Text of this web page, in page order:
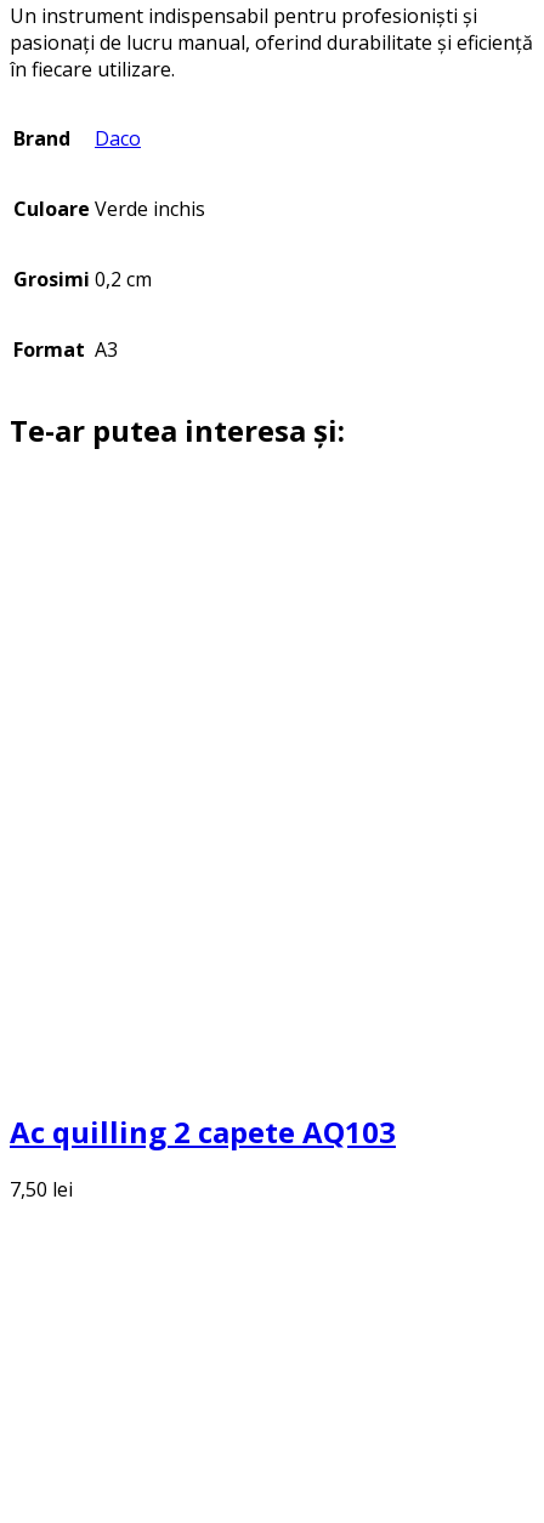
Un instrument indispensabil pentru profesioniști și
pasionați de lucru manual, oferind durabilitate și eficiență
în fiecare utilizare.
Brand Daco
Culoare Verde inchis
Grosimi 0,2 cm
Format A3
Te-ar putea interesa și:
Ac quilling 2 capete AQ103
7,50 lei